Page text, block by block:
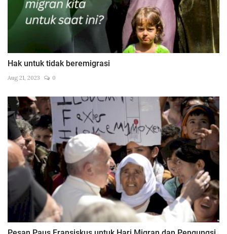
Hak untuk tidak beremigrasi
Aug 21, 2023 0